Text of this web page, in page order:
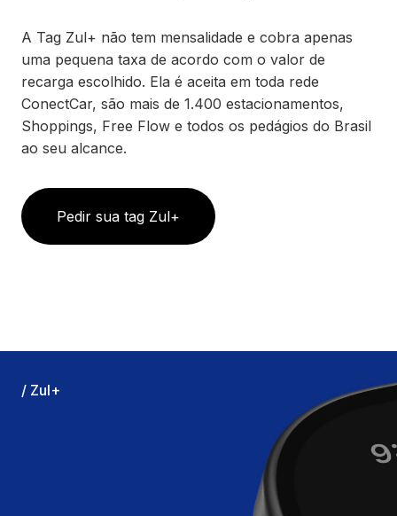
A Tag Zul+ não tem mensalidade e cobra apenas
uma pequena taxa de acordo com o valor de
recarga escolhido. Ela é aceita em toda rede
ConectCar, são mais de 1.400 estacionamentos,
Shoppings, Free Flow e todos os pedágios do Brasil
ao seu alcance.
Pedir sua tag Zul+
/ Zul+